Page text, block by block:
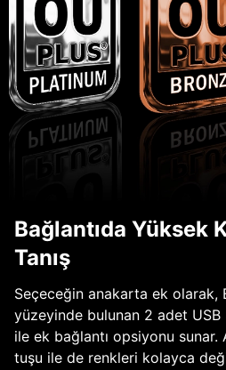
Bağlantıda Yüksek
Tanış
Seçeceğin anakarta ek olarak,
yüzeyinde bulunan 2 adet
ile ek bağlantı opsiyonu sunar.
tuşu ile de renkleri kolayca